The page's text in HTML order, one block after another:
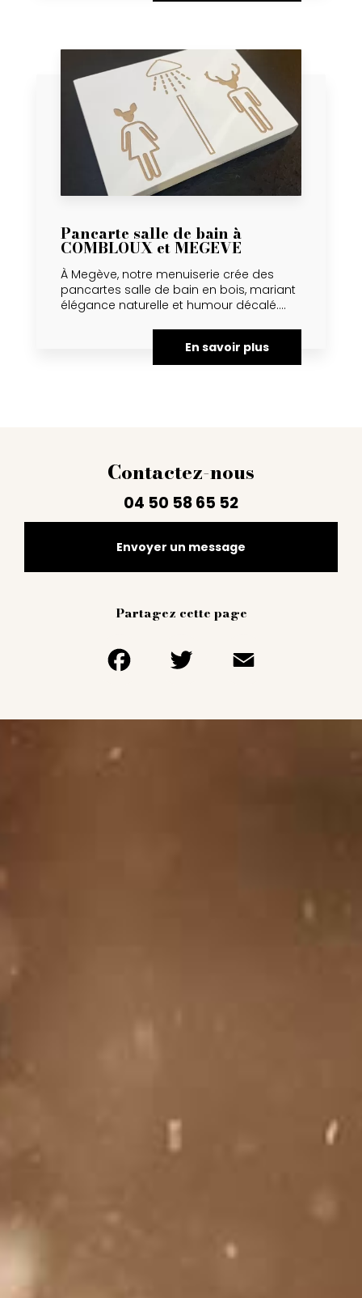
Pancarte salle de bain à
COMBLOUX et MEGEVE
À Megève, notre menuiserie crée des
pancartes salle de bain en bois, mariant
élégance naturelle et humour décalé....
En savoir plus
Contactez-nous
04 50 58 65 52
Envoyer un message
Partagez cette page